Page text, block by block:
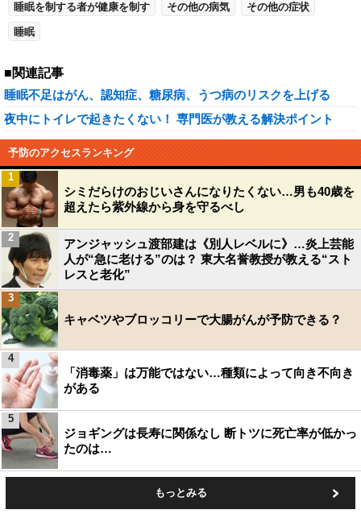
睡眠を制する者が健康を制す その他の病気 その他の症状
睡眠
■関連記事
睡眠不足はがん、認知症、糖尿病、うつ病のリスクを上げる
夜中にトイレで起きたくない！ 専門医が教える解決ポイント
予防のアクセスランキング
シミだらけのおじいさんになりたくない…男も40歳を
超えたら紫外線から身を守るべし
1
アンジャッシュ渡部建は《別人レベルに》…炎上芸能
人が“急に老ける”のは？ 東大名誉教授が教える“スト
レスと老化”
2
キャベツやブロッコリーで大腸がんが予防できる？
3
「消毒薬」は万能ではない…種類によって向き不向き
がある
4
ジョギングは長寿に関係なし 断トツに死亡率が低かっ
たのは…
5
もっとみる